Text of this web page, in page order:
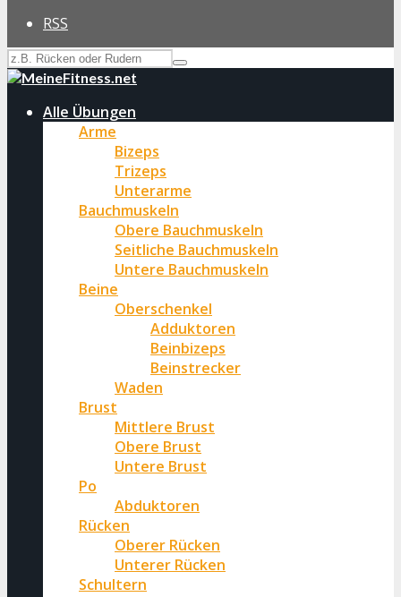
RSS
Alle Übungen
Arme
Bizeps
Trizeps
Unterarme
Bauchmuskeln
Obere Bauchmuskeln
Seitliche Bauchmuskeln
Untere Bauchmuskeln
Beine
Oberschenkel
Adduktoren
Beinbizeps
Beinstrecker
Waden
Brust
Mittlere Brust
Obere Brust
Untere Brust
Po
Abduktoren
Rücken
Oberer Rücken
Unterer Rücken
Schultern